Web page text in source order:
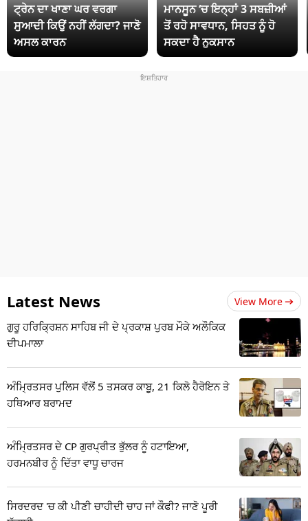
ਟ੍ਰੇਨ ਦਾ ਖਾਣਾ ਘਰ ਵਰਗਾ
ਸੁਆਦੀ ਕਿਉਂ ਨਹੀਂ ਲੱਗਦਾ? ਜਾਣੋ
ਅਸਲ ਕਾਰਨ
ਮਾਨਸੂਨ ‘ਚ ਇਨ੍ਹਾਂ 3 ਸਬਜ਼ੀਆਂ
ਤੋਂ ਰਹੋ ਸਾਵਧਾਨ, ਸਿਹਤ ਨੂੰ ਹੋ
ਸਕਦਾ ਹੈ ਨੁਕਸਾਨ
Latest News View More
ਗੁਰੂ ਹਰਿਕ੍ਰਿਸ਼ਨ ਸਾਹਿਬ ਜੀ ਦੇ ਪ੍ਰਕਾਸ਼ ਪੁਰਬ ਮੌਕੇ ਅਲੌਕਿਕ
ਦੀਪਮਾਲਾ
ਅੰਮ੍ਰਿਤਸਰ ਪੁਲਿਸ ਵੱਲੋਂ 5 ਤਸਕਰ ਕਾਬੂ, 21 ਕਿਲੋ ਹੈਰੋਇਨ ਤੇ
ਹਥਿਆਰ ਬਰਾਮਦ
ਅੰਮ੍ਰਿਤਸਰ ਦੇ CP ਗੁਰਪ੍ਰੀਤ ਭੁੱਲਰ ਨੂੰ ਹਟਾਇਆ,
ਹਰਮਨਬੀਰ ਨੂੰ ਦਿੱਤਾ ਵਾਧੂ ਚਾਰਜ
ਸਿਰਦਰਦ 'ਚ ਕੀ ਪੀਣੀ ਚਾਹੀਦੀ ਚਾਹ ਜਾਂ ਕੌਫੀ? ਜਾਣੋ ਪੂਰੀ